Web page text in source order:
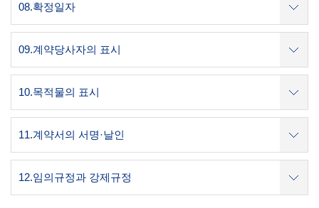
08.확정일자
09.계약당사자의 표시
10.목적물의 표시
11.계약서의 서명·날인
12.임의규정과 강제규정